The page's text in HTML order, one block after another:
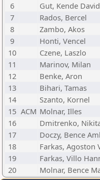
6
Gut, Kende David
7
Rados, Bercel
8
Zambo, Akos
9
Honti, Vencel
10
Czene, Laszlo
11
Marinov, Milan
12
Benke, Aron
13
Bihari, Tamas
14
Szanto, Kornel
15 ACM Molnar, Illes
16
Dmitrenko,
17
Doczy, Bence
18
Farkas, Agoston
19
Farkas, Villo
20
Molnar, Bence